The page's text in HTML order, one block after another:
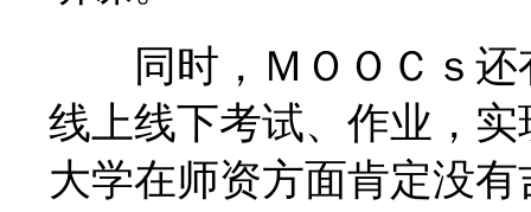
同时，ＭＯＯＣｓ还
线上线下考试、作业，
大学在师资方面肯定没